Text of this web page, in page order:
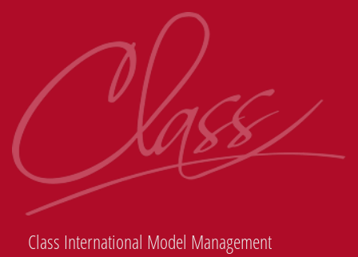
Class International Model Management